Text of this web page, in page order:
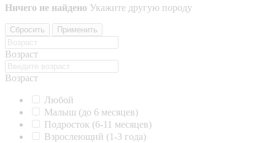
Ничего не найдено Укажите другую породу
Сбросить Применить
Возраст
Возраст
Любой
Малыш (до 6 месяцев)
Подросток (6-11 месяцев)
Взрослеющий (1-3 года)